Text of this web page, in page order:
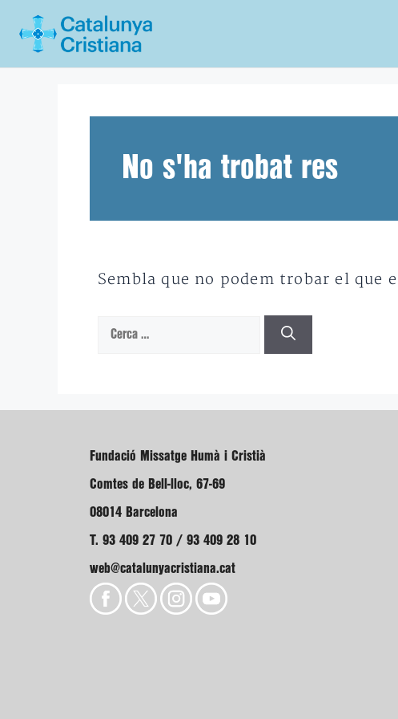
No s'ha trobat res
Sembla que no podem trobar el que
Cerca:
Fundació Missatge Humà i Cristià
Comtes de Bell-lloc, 67-69
08014 Barcelona
T. 93 409 27 70 / 93 409 28 10
web@catalunyacristiana.cat